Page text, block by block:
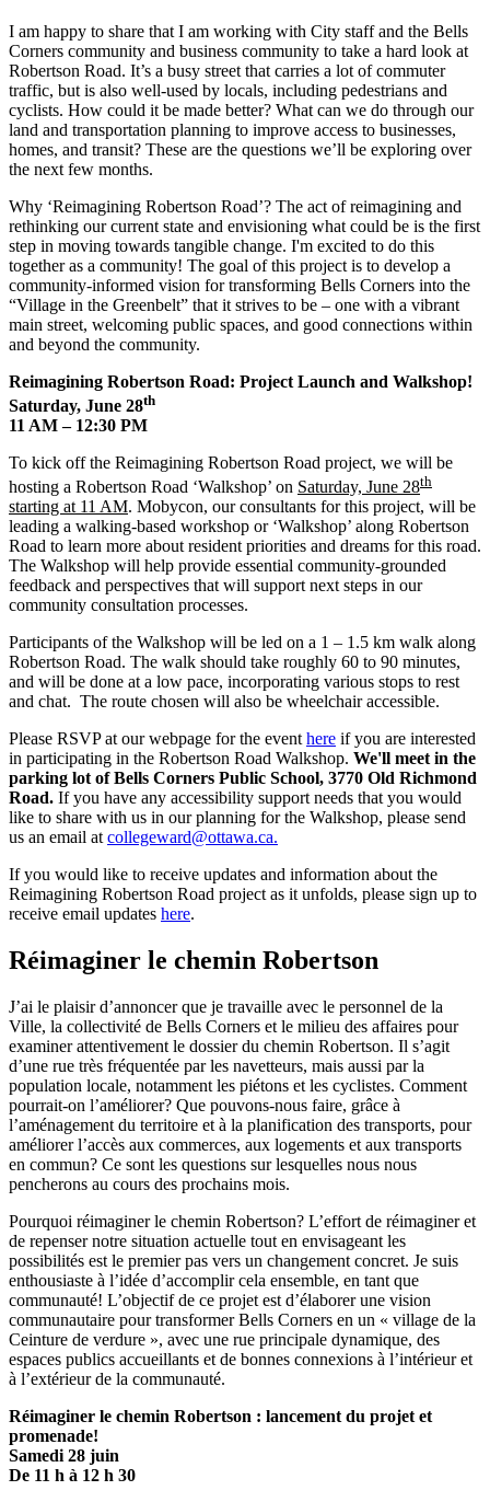
I am happy to share that I am working with City staff and the Bells
Corners community and business community to take a hard look at
Robertson Road. It’s a busy street that carries a lot of commuter
traffic, but is also well-used by locals, including pedestrians and
cyclists. How could it be made better? What can we do through our
land and transportation planning to improve access to businesses,
homes, and transit? These are the questions we’ll be exploring over
the next few months.
Why ‘Reimagining Robertson Road’? The act of reimagining and
rethinking our current state and envisioning what could be is the first
step in moving towards tangible change. I'm excited to do this
together as a community! The goal of this project is to develop a
community-informed vision for transforming Bells Corners into the
“Village in the Greenbelt” that it strives to be – one with a vibrant
main street, welcoming public spaces, and good connections within
and beyond the community.
Reimagining Robertson Road: Project Launch and Walkshop!
Saturday, June 28th
11 AM – 12:30 PM
To kick off the Reimagining Robertson Road project, we will be
hosting a Robertson Road ‘Walkshop’ on Saturday, June 28th
starting at 11 AM. Mobycon, our consultants for this project, will be
leading a walking-based workshop or ‘Walkshop’ along Robertson
Road to learn more about resident priorities and dreams for this road.
The Walkshop will help provide essential community-grounded
feedback and perspectives that will support next steps in our
community consultation processes.
Participants of the Walkshop will be led on a 1 – 1.5 km walk along
Robertson Road. The walk should take roughly 60 to 90 minutes,
and will be done at a low pace, incorporating various stops to rest
and chat. The route chosen will also be wheelchair accessible.
Please RSVP at our webpage for the event here if you are interested
in participating in the Robertson Road Walkshop. We'll meet in the
parking lot of Bells Corners Public School, 3770 Old Richmond
Road. If you have any accessibility support needs that you would
like to share with us in our planning for the Walkshop, please send
us an email at collegeward@ottawa.ca.
If you would like to receive updates and information about the
Reimagining Robertson Road project as it unfolds, please sign up to
receive email updates here.
Réimaginer le chemin Robertson
J’ai le plaisir d’annoncer que je travaille avec le personnel de la
Ville, la collectivité de Bells Corners et le milieu des affaires pour
examiner attentivement le dossier du chemin Robertson. Il s’agit
d’une rue très fréquentée par les navetteurs, mais aussi par la
population locale, notamment les piétons et les cyclistes. Comment
pourrait-on l’améliorer? Que pouvons-nous faire, grâce à
l’aménagement du territoire et à la planification des transports, pour
améliorer l’accès aux commerces, aux logements et aux transports
en commun? Ce sont les questions sur lesquelles nous nous
pencherons au cours des prochains mois.
Pourquoi réimaginer le chemin Robertson? L’effort de réimaginer et
de repenser notre situation actuelle tout en envisageant les
possibilités est le premier pas vers un changement concret. Je suis
enthousiaste à l’idée d’accomplir cela ensemble, en tant que
communauté! L’objectif de ce projet est d’élaborer une vision
communautaire pour transformer Bells Corners en un « village de la
Ceinture de verdure », avec une rue principale dynamique, des
espaces publics accueillants et de bonnes connexions à l’intérieur et
à l’extérieur de la communauté.
Réimaginer le chemin Robertson : lancement du projet et
promenade!
Samedi 28 juin
De 11 h à 12 h 30